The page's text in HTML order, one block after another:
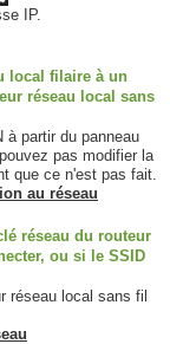
IP.
local filaire à un
réseau local sans
partir du panneau
pas modifier la
que ce n'est pas fait.
au réseau
réseau du routeur
ou si le SSID
réseau local sans fil